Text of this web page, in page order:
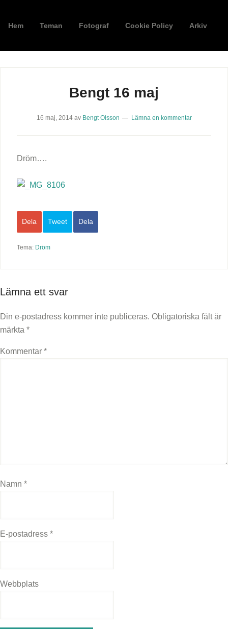
Hem Teman Fotograf Cookie Policy Arkiv
Bengt 16 maj
16 maj, 2014av Bengt Olsson Lämna en kommentar
Dröm….
Dela
Tweet
Dela
Tema: Dröm
Lämna ett svar
Din e-postadress kommer inte publiceras. Obligatoriska fält är
märkta *
Kommentar *
Namn *
E-postadress *
Webbplats